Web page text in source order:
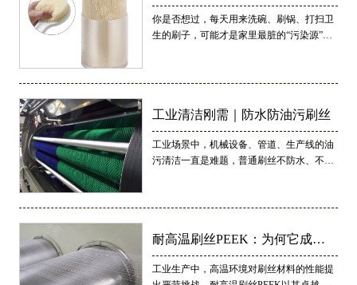
遁形”的？
你是否想过，每天用来洗碗、刷锅、打扫卫
生的刷子，可能才是家里最脏的“污染源”？
工业清洁刚需｜防水防油污刷丝
工业场景中，机械设备、管道、生产线的油
污清洁一直是难题，普通刷丝不防水、不防
天，刷丝生产厂家带大家解锁工业清洁神器
洁“卡脖子”难题
耐高温刷丝PEEK：为何它成为
工业领域的“宠儿”？
工业生产中，高温环境对刷丝材料的性能提